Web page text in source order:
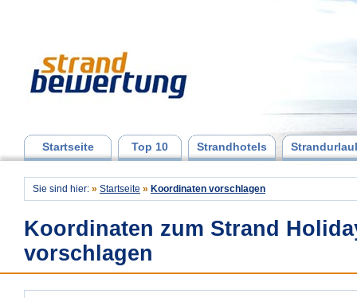
Startseite Top 10 Strandhotels
Sie sind hier: » Startseite » Koordinaten vorschlagen
Koordinaten zum Strand
vorschlagen